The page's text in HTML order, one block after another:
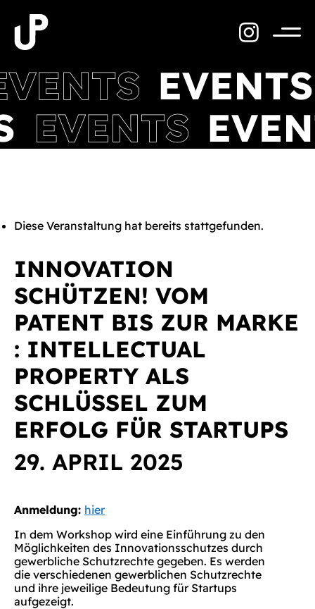
Inhalt
springen
Diese Veranstaltung hat bereits stattgefunden.
INNOVATION
SCHÜTZEN! VOM
PATENT BIS ZUR MARKE
: INTELLECTUAL
PROPERTY ALS
SCHLÜSSEL ZUM
ERFOLG FÜR STARTUPS
29. APRIL 2025
Anmeldung: hier
In dem Workshop wird eine Einführung zu den
Möglichkeiten des Innovationsschutzes durch
gewerbliche Schutzrechte gegeben. Es werden
die verschiedenen gewerblichen Schutzrechte
und ihre jeweilige Bedeutung für Startups
aufgezeigt.